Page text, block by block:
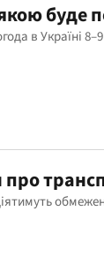
буде
в Україні